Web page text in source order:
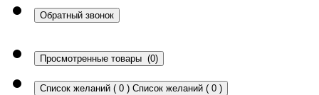
Обратный звонок
Просмотренные товары (0)
Список желаний ( 0 ) Список желаний ( 0 )